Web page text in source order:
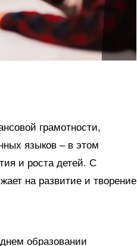
грамотности,
языков – в этом
и роста детей. С
на развитие и творение
образовании